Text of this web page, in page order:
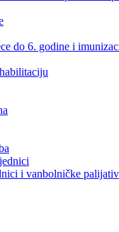
do 6. godine i
i vanbolničke